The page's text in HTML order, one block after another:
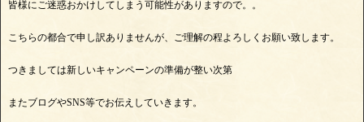
皆様にご迷惑おかけしてしまう可能性がありますので。。
こちらの都合で申し訳ありませんが、ご理解の程よろしくお願い致します。
つきましては新しいキャンペーンの準備が整い次第
またブログやSNS等でお伝えしていきます。